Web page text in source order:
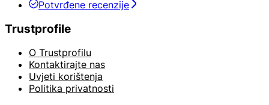
Potvrđene recenzije
Trustprofile
O Trustprofilu
Kontaktirajte nas
Uvjeti korištenja
Politika privatnosti